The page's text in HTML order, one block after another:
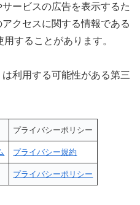
ービスの広告を表示するた
クセスに関する情報である
することがあります。
利用する可能性がある第三
プライバシーポリシー
プライバシー規約
プライバシーポリシー